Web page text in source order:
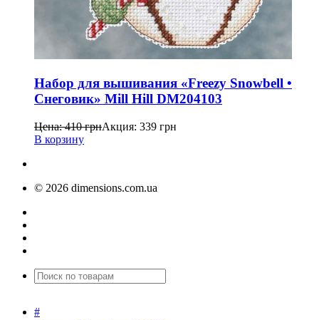
Набор для вышивания «Freezy Snowbell •
Снеговик» Mill Hill DM204103
Цена:410грнАкция: 339 грн
В корзину
© 2026 dimensions.com.ua
#